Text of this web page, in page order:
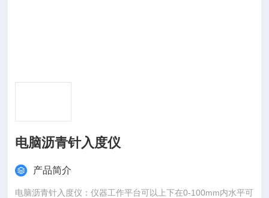
电脑沥青针入度仪
产品简介
电脑沥青针入度仪：仪器工作平台可以上下在0-100mm内水平可